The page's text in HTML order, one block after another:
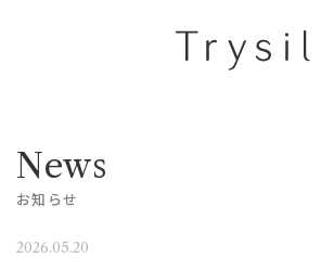
News
お知らせ
2026.05.20